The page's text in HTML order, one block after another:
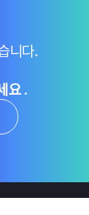
니다.
요 .